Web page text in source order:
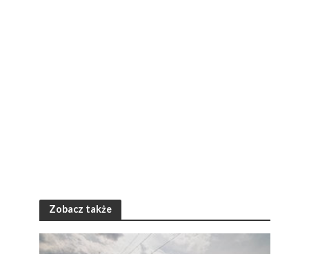
Zobacz także